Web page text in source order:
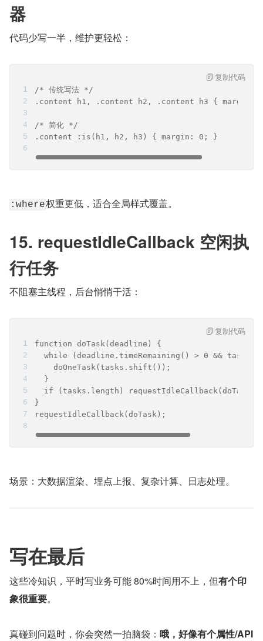
器
代码少写一半，维护更轻松：
/* 传统写法 */
.content h1, .content h2, .content h3 { margin:
/* 简化 */
.content :is(h1, h2, h3) { margin: 0; }
复制代码
:where权重更低，适合全局样式覆盖。
15. requestIdleCallback 空闲执
行任务
不阻塞主线程，后台悄悄干活：
function doTask(deadline) {
while (deadline.timeRemaining() > 0 &&
    doOneTask(tasks.shift());
  }
  if (tasks.length) requestIdleCallback(doTask);
}
requestIdleCallback(doTask);
复制代码
场景：大数据渲染、埋点上报、复杂计算、日志处理。
写在最后
这些冷知识，平时写业务可能 80%时间用不上，但有个印
象很重要。
真碰到问题时，你会突然一拍脑袋： 哦，好像有个属性/API